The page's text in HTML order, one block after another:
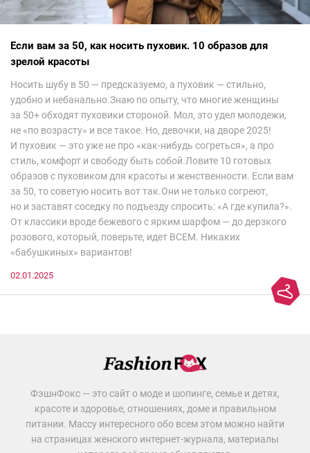
Если вам за 50, как носить пуховик. 10 образов для
зрелой красоты
Носить шубу в 50 — предсказуемо, а пуховик — стильно,
удобно и небанально.Знаю по опыту, что многие женщины
за 50+ обходят пуховики стороной. Мол, это удел молодежи,
не «по возрасту» и все такое. Но, девочки, на дворе 2025!
И пуховик — это уже не про «как-нибудь согреться», а про
стиль, комфорт и свободу быть собой.Ловите 10 готовых
образов с пуховиком для красоты и женственности. Если вам
за 50, то советую носить вот так.Они не только согреют,
но и заставят соседку по подъезду спросить: «А где купила?».
От классики вроде бежевого с ярким шарфом — до дерзкого
розового, который, поверьте, идет ВСЕМ. Никаких
«бабушкиных» вариантов!
02.01.2025
ФэшнФокс — это сайт о моде и шопинге, семье и детях,
красоте и здоровье, отношениях, доме и правильном
питании. Массу интересного обо всем этом можно найти
на страницах женского интернет-журнала, материалы